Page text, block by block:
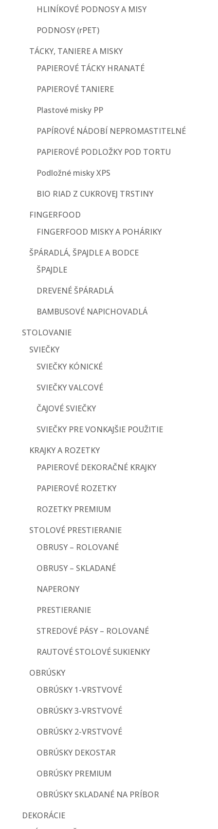
HLINÍKOVÉ PODNOSY A MISY
PODNOSY (rPET)
TÁCKY, TANIERE A MISKY
PAPIEROVÉ TÁCKY HRANATÉ
PAPIEROVÉ TANIERE
Plastové misky PP
PAPÍROVÉ NÁDOBÍ NEPROMASTITELNÉ
PAPIEROVÉ PODLOŽKY POD TORTU
Podložné misky XPS
BIO RIAD Z CUKROVEJ TRSTINY
FINGERFOOD
FINGERFOOD MISKY A POHÁRIKY
ŠPÁRADLÁ, ŠPAJDLE A BODCE
ŠPAJDLE
DREVENÉ ŠPÁRADLÁ
BAMBUSOVÉ NAPICHOVADLÁ
STOLOVANIE
SVIEČKY
SVIEČKY KÓNICKÉ
SVIEČKY VALCOVÉ
ČAJOVÉ SVIEČKY
SVIEČKY PRE VONKAJŠIE POUŽITIE
KRAJKY A ROZETKY
PAPIEROVÉ DEKORAČNÉ KRAJKY
PAPIEROVÉ ROZETKY
ROZETKY PREMIUM
STOLOVÉ PRESTIERANIE
OBRUSY – ROLOVANÉ
OBRUSY – SKLADANÉ
NAPERONY
PRESTIERANIE
STREDOVÉ PÁSY – ROLOVANÉ
RAUTOVÉ STOLOVÉ SUKIENKY
OBRÚSKY
OBRÚSKY 1-VRSTVOVÉ
OBRÚSKY 3-VRSTVOVÉ
OBRÚSKY 2-VRSTVOVÉ
OBRÚSKY DEKOSTAR
OBRÚSKY PREMIUM
OBRÚSKY SKLADANÉ NA PRÍBOR
DEKORÁCIE